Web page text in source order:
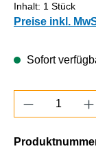
Inhalt: 1 Stück
Preise inkl.
Sofort
Produkt